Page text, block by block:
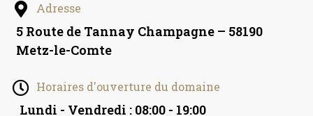
Adresse
5 Route de Tannay Champagne – 58190
Metz-le-Comte
Horaires d'ouverture du domaine
Lundi - Vendredi : 08:00 - 19:00